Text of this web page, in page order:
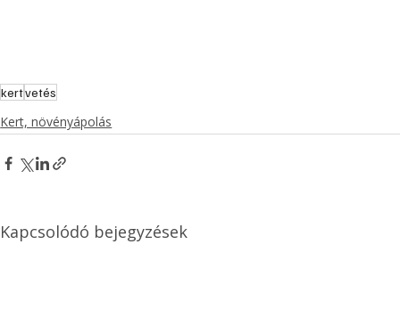
kertvetés
Kert, növényápolás
Kapcsolódó bejegyzések